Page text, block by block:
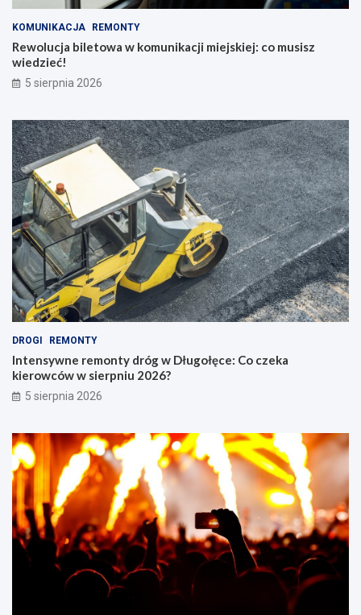
KOMUNIKACJA REMONTY
Rewolucja biletowa w komunikacji miejskiej: co musisz
wiedzieć!
5 sierpnia 2026
DROGI REMONTY
Intensywne remonty dróg w Długołęce: Co czeka
kierowców w sierpniu 2026?
5 sierpnia 2026